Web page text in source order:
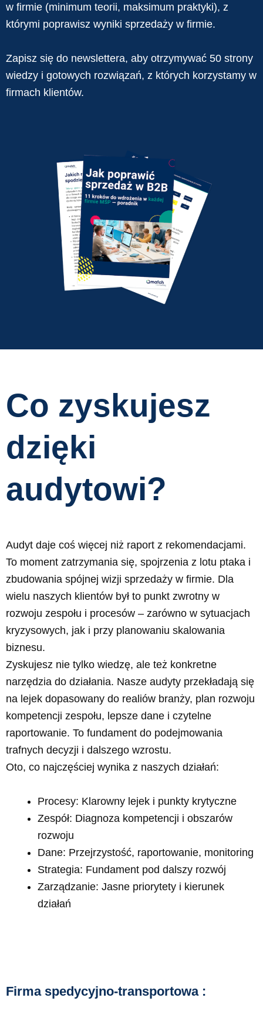
w firmie (minimum teorii, maksimum praktyki), z
którymi poprawisz wyniki sprzedaży w firmie.
Zapisz się do newslettera, aby otrzymywać 50 strony
wiedzy i gotowych rozwiązań, z których korzystamy w
firmach klientów.
Co zyskujesz
dzięki
audytowi?
Audyt daje coś więcej niż raport z rekomendacjami.
To moment zatrzymania się, spojrzenia z lotu ptaka i
zbudowania spójnej wizji sprzedaży w firmie. Dla
wielu naszych klientów był to punkt zwrotny w
rozwoju zespołu i procesów – zarówno w sytuacjach
kryzysowych, jak i przy planowaniu skalowania
biznesu.
Zyskujesz nie tylko wiedzę, ale też konkretne
narzędzia do działania. Nasze audyty przekładają się
na lejek dopasowany do realiów branży, plan rozwoju
kompetencji zespołu, lepsze dane i czytelne
raportowanie. To fundament do podejmowania
trafnych decyzji i dalszego wzrostu.
Oto, co najczęściej wynika z naszych działań:
Procesy: Klarowny lejek i punkty krytyczne
Zespół: Diagnoza kompetencji i obszarów
rozwoju
Dane: Przejrzystość, raportowanie, monitoring
Strategia: Fundament pod dalszy rozwój
Zarządzanie: Jasne priorytety i kierunek
działań
Firma spedycyjno-transportowa :